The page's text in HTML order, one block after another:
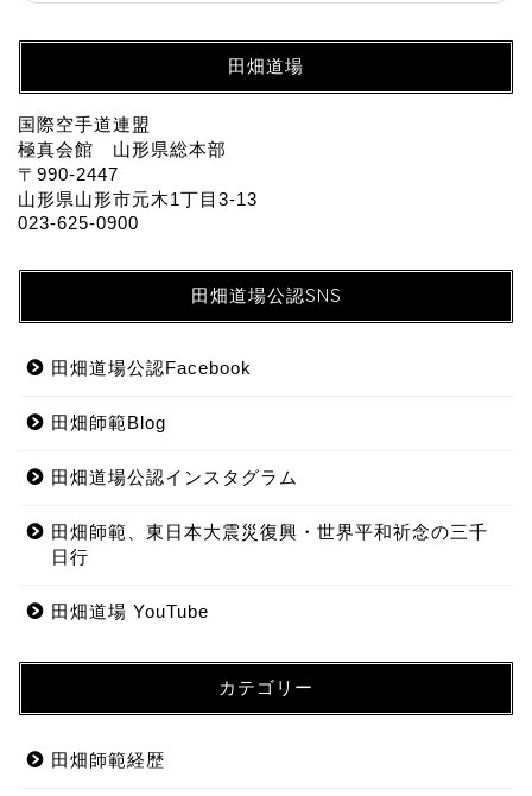
田畑道場
国際空手道連盟
極真会館 山形県総本部
〒990-2447
山形県山形市元木1丁目3-13
023-625-0900
田畑道場公認SNS
田畑道場公認Facebook
田畑師範Blog
田畑道場公認インスタグラム
田畑師範、東日本大震災復興・世界平和祈念の三千
日行
田畑道場 YouTube
カテゴリー
田畑師範経歴